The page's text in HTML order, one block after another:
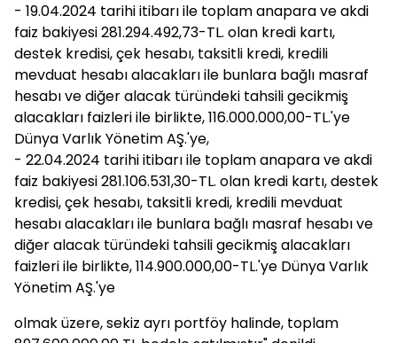
- 19.04.2024 tarihi itibarı ile toplam anapara ve akdi
faiz bakiyesi 281.294.492,73-TL. olan kredi kartı,
destek kredisi, çek hesabı, taksitli kredi, kredili
mevduat hesabı alacakları ile bunlara bağlı masraf
hesabı ve diğer alacak türündeki tahsili gecikmiş
alacakları faizleri ile birlikte, 116.000.000,00-TL.'ye
Dünya Varlık Yönetim AŞ.'ye,
- 22.04.2024 tarihi itibarı ile toplam anapara ve akdi
faiz bakiyesi 281.106.531,30-TL. olan kredi kartı, destek
kredisi, çek hesabı, taksitli kredi, kredili mevduat
hesabı alacakları ile bunlara bağlı masraf hesabı ve
diğer alacak türündeki tahsili gecikmiş alacakları
faizleri ile birlikte, 114.900.000,00-TL.'ye Dünya Varlık
Yönetim AŞ.'ye
olmak üzere, sekiz ayrı portföy halinde, toplam